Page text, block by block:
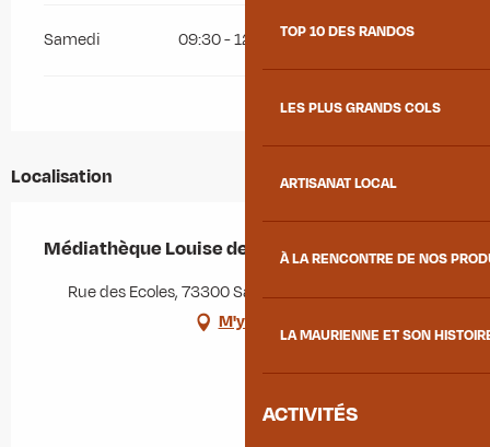
TOP 10 DES RANDOS
LES PLUS GRANDS COLS
ARTISANAT LOCAL
À LA RENCONTRE DE NOS
LA MAURIENNE ET SON
ACTIVITÉS
Samedi 09:30 - 12:00 13:00 - 16:00
Localisation
Médiathèque Louise de Savoie
Rue des Ecoles, 73300 Saint-Jean-de-Maurienne
M'y rendre